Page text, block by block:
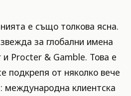
е също толкова ясна.
за глобални имена
и Procter & Gamble. Това е
подкрепя от няколко вече
международна клиентска